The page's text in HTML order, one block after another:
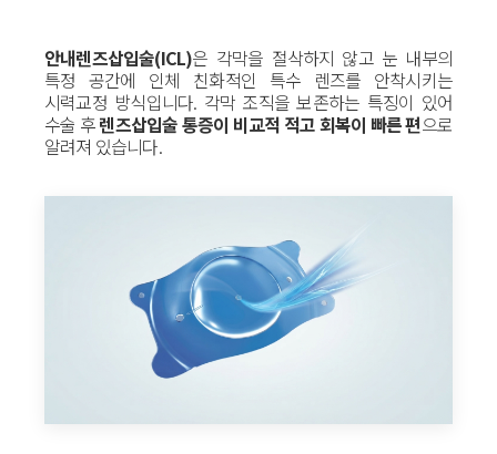
안내렌즈삽입술(ICL)은 각막을 절삭하지 않고 눈 내부의
특정 공간에 인체 친화적인 특수 렌즈를 안착시키는
시력교정 방식입니다. 각막 조직을 보존하는 특징이 있어
수술 후렌즈삽입술 통증이 비교적 적고 회복이 빠른 편으로
알려져 있습니다.